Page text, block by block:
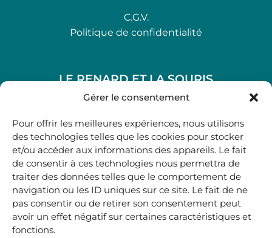
Gérer le consentement
Pour offrir les meilleures expériences, nous utilisons
des technologies telles que les cookies pour stocker
et/ou accéder aux informations des appareils. Le fait
de consentir à ces technologies nous permettra de
traiter des données telles que le comportement de
navigation ou les ID uniques sur ce site. Le fait de ne
pas consentir ou de retirer son consentement peut
avoir un effet négatif sur certaines caractéristiques et
fonctions.
C.G.V.
Politique de confidentialité
LE RENARD ET LA SOURIS
48, rue Maubec 33210 LANGON
05 40 41 37 18
.
MARDI AU SAMEDI
10H00-12H45 | 14H00 -19H00
boutique@lerenardetlasouris.com